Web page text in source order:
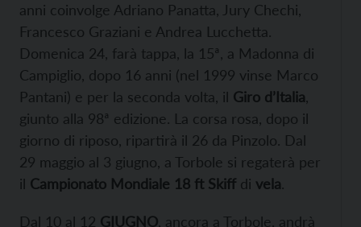
anni coinvolge Adriano Panatta, Jury Chechi,
Francesco Graziani e Andrea Lucchetta.
Domenica 24, farà tappa, la 15ª, a Madonna di
Campiglio, dopo 16 anni (nel 1999 vinse Marco
Pantani) e per la seconda volta, il Giro d’Italia
giunto alla 98ª edizione. La corsa rosa, dopo il
giorno di riposo, ripartirà il 26 da Pinzolo. Dal
29 maggio al 3 giugno, a Torbole si regaterà per
il Campionato Mondiale 18 ft Skiff di vela.
Dal 10 al 12 GIUGNO , ancora a Torbole, andrà